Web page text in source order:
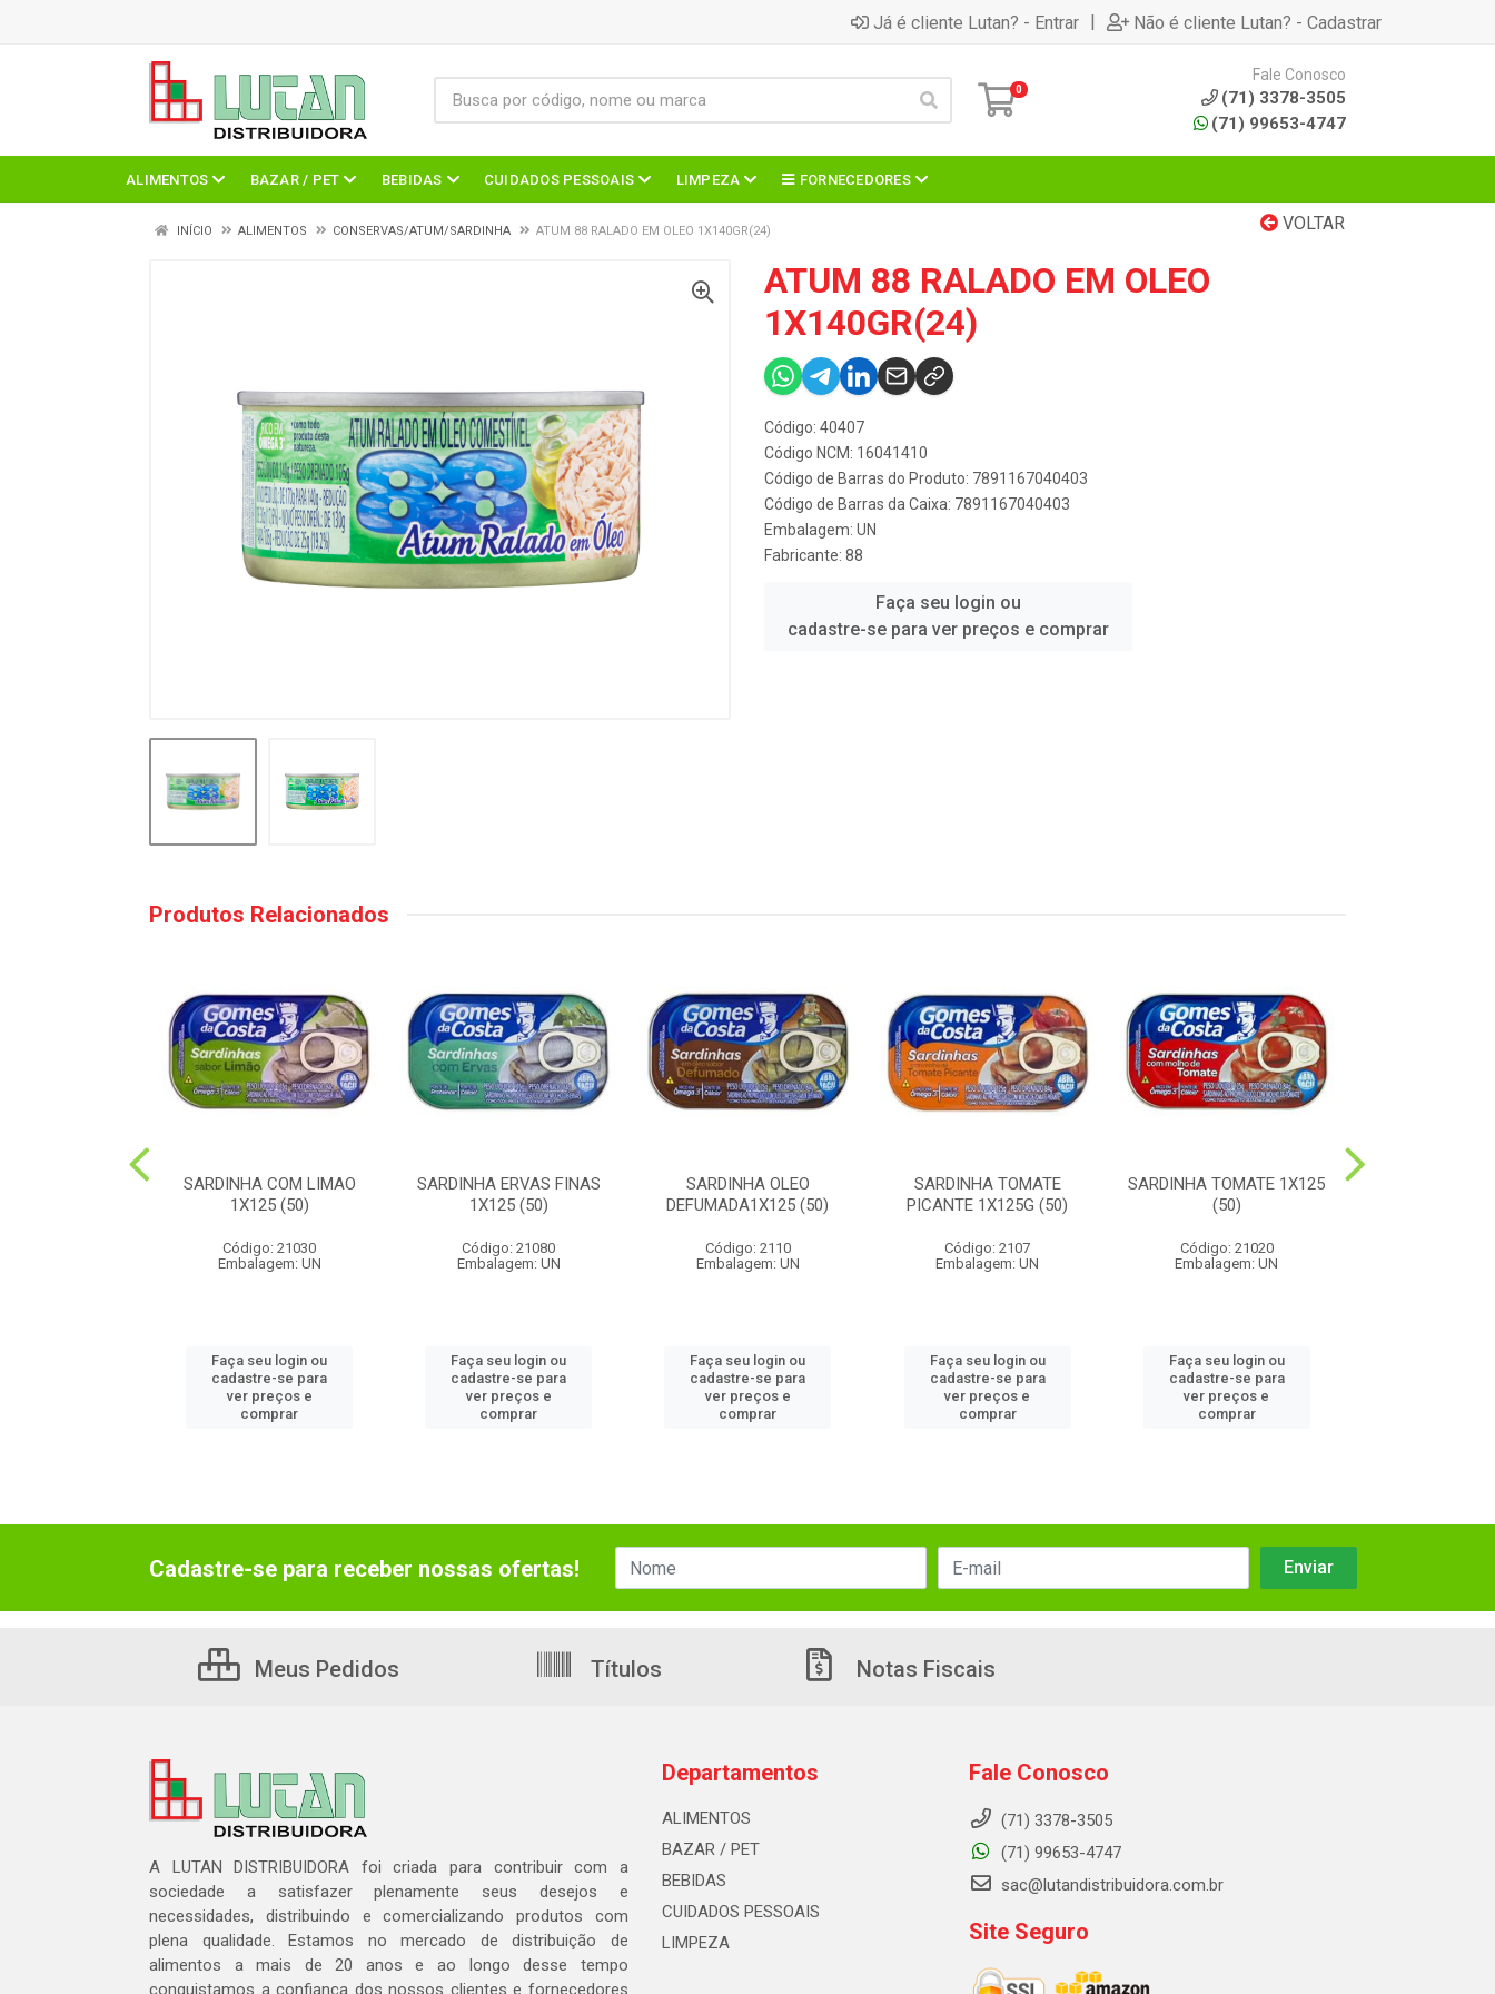
Já é cliente Lutan? - Entrar | Não é cliente Lutan? - Cadastrar
0
Fale Conosco
(71) 3378-3505
(71) 99653-4747
ALIMENTOS BAZAR / PET BEBIDAS CUIDADOS PESSOAIS LIMPEZA FORNECEDORES
VOLTAR
INÍCIO ALIMENTOS CONSERVAS/ATUM/SARDINHA ATUM 88 RALADO EM OLEO 1X140GR(24)
ATUM 88 RALADO EM OLEO
1X140GR(24)
Código: 40407
Código NCM: 16041410
Código de Barras do Produto: 7891167040403
Código de Barras da Caixa: 7891167040403
Embalagem: UN
Fabricante: 88
Faça seu login ou
cadastre-se para ver preços e comprar
Produtos Relacionados
SARDINHA COM LIMAO
1X125 (50)
Código: 21030
Embalagem: UN
Faça seu login ou
cadastre-se para
ver preços e
comprar
SARDINHA ERVAS FINAS
1X125 (50)
Código: 21080
Embalagem: UN
Faça seu login ou
cadastre-se para
ver preços e
comprar
SARDINHA OLEO
DEFUMADA1X125 (50)
Código: 2110
Embalagem: UN
Faça seu login ou
cadastre-se para
ver preços e
comprar
SARDINHA TOMATE
PICANTE 1X125G (50)
Código: 2107
Embalagem: UN
Faça seu login ou
cadastre-se para
ver preços e
comprar
SARDINHA TOMATE 1X125
(50)
Código: 21020
Embalagem: UN
Faça seu login ou
cadastre-se para
ver preços e
comprar
Cadastre-se para receber nossas ofertas!
Meus Pedidos Títulos Notas Fiscais
A LUTAN DISTRIBUIDORA foi criada para contribuir com a
sociedade a satisfazer plenamente seus desejos e
necessidades, distribuindo e comercializando produtos com
plena qualidade. Estamos no mercado de distribuição de
alimentos a mais de 20 anos e ao longo desse tempo
conquistamos a confiança dos nossos clientes e fornecedores
Departamentos
ALIMENTOS
BAZAR / PET
BEBIDAS
CUIDADOS PESSOAIS
LIMPEZA
Fale Conosco
(71) 3378-3505
(71) 99653-4747
sac@lutandistribuidora.com.br
Site Seguro